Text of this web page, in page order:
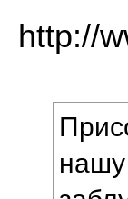
http://
нашу